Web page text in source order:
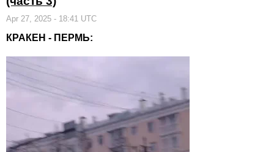
Apr 27, 2025 - 18:41 UTC
КРАКЕН - ПЕРМЬ: